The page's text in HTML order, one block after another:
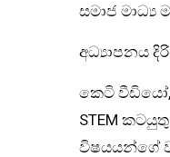
සමාජ
අධ්‍යාපනය
කෙටි
STEM
විෂයයන්ගේ